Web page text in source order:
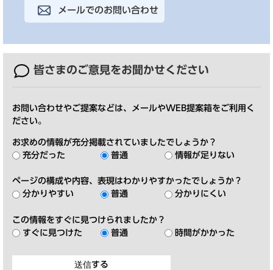
メールでのお問い合わせ
皆さまのご意見をお聞かせください
お問い合わせやご提案などは、メールやWEB提案箱をご利用く
ださい。
お求めの情報が充分掲載されていましたでしょうか？
充分だった
普通 情報が足りない
ページの構成や内容、表現はわかりやすかったでしょうか？
分かりやすい
普通 分かりにくい
この情報をすぐに見つけられましたか？
すぐに見つけた
普通 時間がかかった